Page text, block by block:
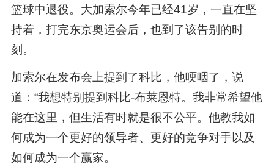
篮球中退役。大加索尔今年已经41岁，一直在坚
持着，打完东京奥运会后，也到了该告别的时
刻。
加索尔在发布会上提到了科比，他哽咽了，说
道：“我想特别提到科比-布莱恩特。我非常希望他
能在这里，但生活有时就是很不公平。他教我如
何成为一个更好的领导者、更好的竞争对手以及
如何成为一个赢家。